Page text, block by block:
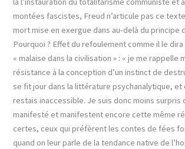
montées fascistes, Freud n’articule pas ce
mort mise en exergue dans au-delà du principe
Pourquoi ? Effet du refoulement comme il le
« malaise dans la civilisation » : « je me rappelle
résistance à la conception d’un instinct de
se fit jour dans la littérature psychanalytique, et
restais inaccessible. Je suis donc moins surpris
manifesté et manifestent encore cette même
certes, ceux qui préfèrent les contes de fées
quand on leur parle de la tendance native de